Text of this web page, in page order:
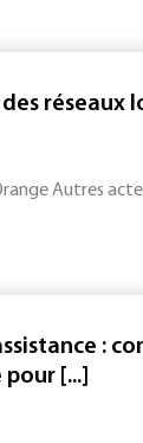
réseaux
Autres
:
[...]